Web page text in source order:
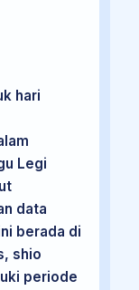
hari
Legi
data
berada di
shio
periode